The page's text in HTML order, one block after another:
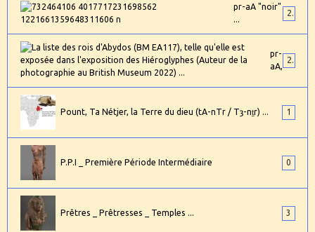
pr-aA "noir"
...
2
pr-
aA,
24
Pount, Ta Nétjer, la Terre du dieu (tA-nTr / Tȝ-nṯr) ... 1
P.P.I _ Première Période Intermédiaire 0
Prêtres _ Prêtresses _ Temples ... 3